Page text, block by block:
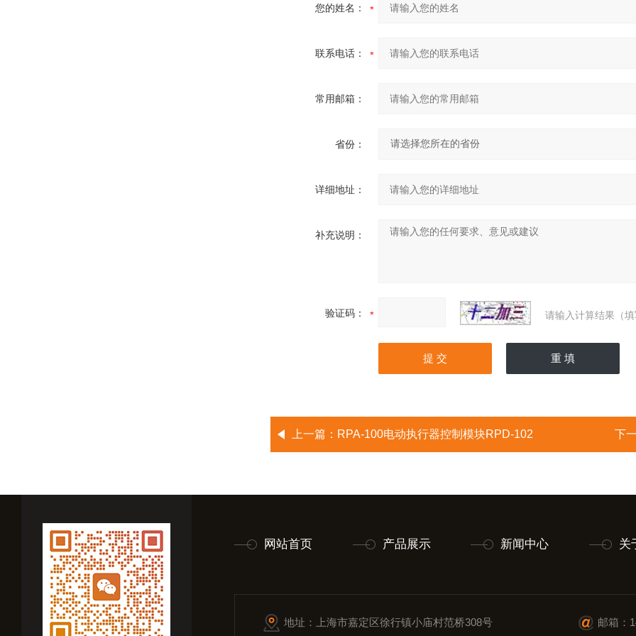
您的姓名：
联系电话：
常用邮箱：
省份：
详细地址：
补充说明：
验证码： 请输入计算结果（
上一篇： RPA-100电动执行器控制模块RPD-102 下
网站首页 产品展示 新闻中心 关
地址：上海市嘉定区徐行镇小庙村范桥308号 邮箱：